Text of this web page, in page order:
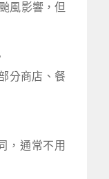
風影響，但
分商店、餐
，通常不用